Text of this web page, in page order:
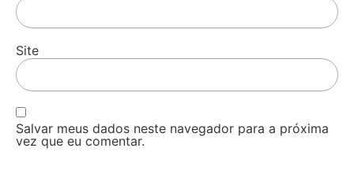
Site
Salvar meus dados neste navegador para a próxima
vez que eu comentar.